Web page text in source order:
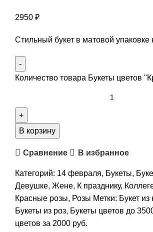
2950 ₽
Стильный букет в матовой
Количество товара Букеты цветов
В корзину
Сравнение В избранное
Категорий: 14 февраля, Букеты,
Девушке, Жене, К празднику,
Красные розы, Розы Метки: Букет
Букеты из роз, Букеты цветов до
цветов за 2000 руб.